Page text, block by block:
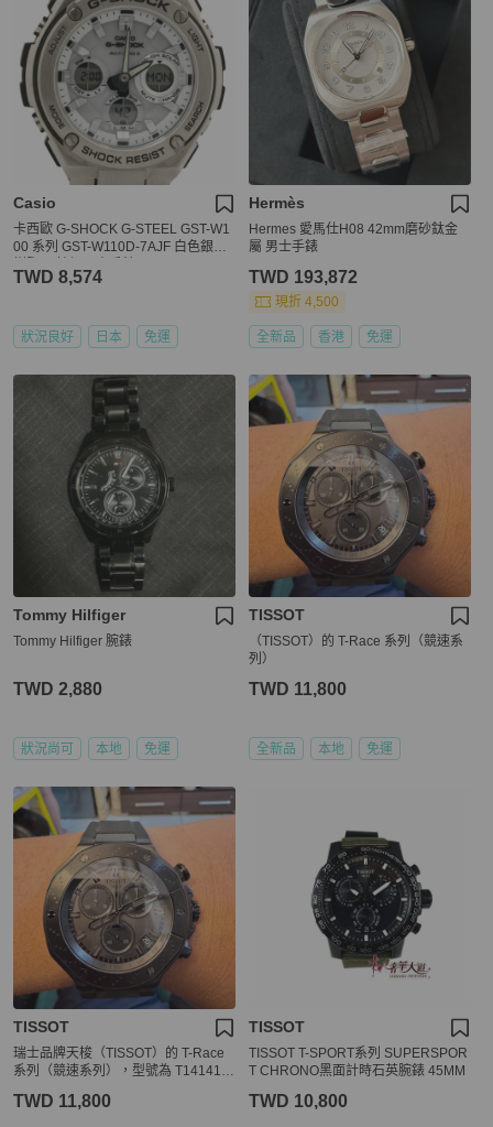
Casio
卡西歐 G-SHOCK G-STEEL GST-W1
00 系列 GST-W110D-7AJF 白色銀色
TWD 8,574
狀況良好 日本 免運
Hermès
Hermes 愛馬仕H08 42mm磨砂鈦金
屬 男士手錶
TWD 193,872
現折 4,500
全新品 香港 免運
Tommy Hilfiger
Tommy Hilfiger 腕錶
TWD 2,880
狀況尚可 本地 免運
TISSOT
（TISSOT）的 T-Race 系列（競速系
列）
TWD 11,800
全新品 本地 免運
TISSOT
瑞士品牌天梭（TISSOT）的 T-Race
系列（競速系列），型號為 T141417
TWD 11,800
TISSOT
TISSOT T-SPORT系列 SUPERSPOR
T CHRONO黑面計時石英腕錶 45MM
TWD 10,800